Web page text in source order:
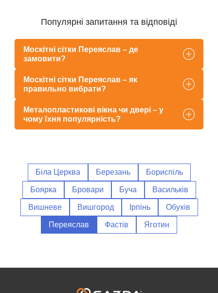
Популярні запитання та відповіді
Москітні сітки Переяслав – де
замовити?
Москітні сітки Переяслав – як
правильно вибрати?
Металопластикові вікна чи двері – у
чому їхня популярність?
Біла Церква Березань Бориспіль
Боярка Бровари Буча Васильків
Вишневе Вишгород Ірпінь Обухів
Переяслав Фастів Яготин